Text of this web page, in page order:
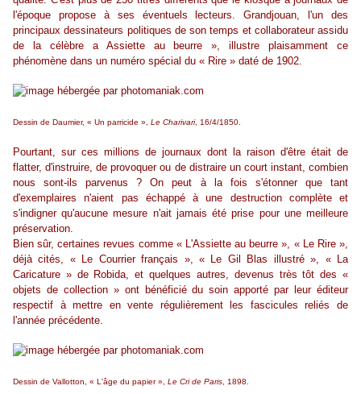
l'époque propose à ses éventuels lecteurs. Grandjouan, l'un des
principaux dessinateurs politiques de son temps et collaborateur assidu
de la célèbre a Assiette au beurre », illustre plaisamment ce
phénomène dans un numéro spécial du « Rire » daté de 1902.
Dessin de Daumier, « Un parricide », Le Charivari, 16/4/1850.
Pourtant, sur ces millions de journaux dont la raison d'être était de
flatter, d'instruire, de provoquer ou de distraire un court instant, combien
nous sont-ils parvenus ? On peut à la fois s'étonner que tant
d'exemplaires n'aient pas échappé à une destruction complète et
s'indigner qu'aucune mesure n'ait jamais été prise pour une meilleure
préservation.
Bien sûr, certaines revues comme « L'Assiette au beurre », « Le Rire »,
déjà cités, « Le Courrier français », « Le Gil Blas illustré », « La
Caricature » de Robida, et quelques autres, devenus très tôt des «
objets de collection » ont bénéficié du soin apporté par leur éditeur
respectif à mettre en vente régulièrement les fascicules reliés de
l'année précédente.
Dessin de Vallotton, « L'âge du papier », Le Cri de Paris , 1898.